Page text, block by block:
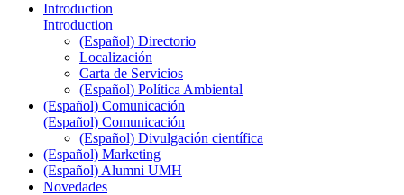
Introduction
Introduction
(Español) Directorio
Localización
Carta de Servicios
(Español) Política Ambiental
(Español) Comunicación
(Español) Comunicación
(Español) Divulgación científica
(Español) Marketing
(Español) Alumni UMH
Novedades